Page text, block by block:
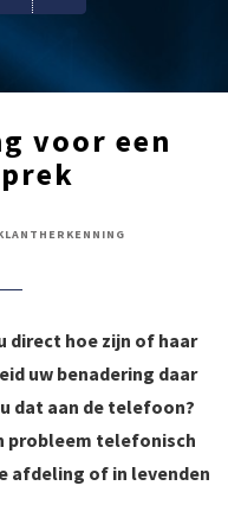
voor een
direct hoe zijn of haar
uw benadering daar
dat aan de telefoon?
probleem telefonisch
afdeling of in levenden